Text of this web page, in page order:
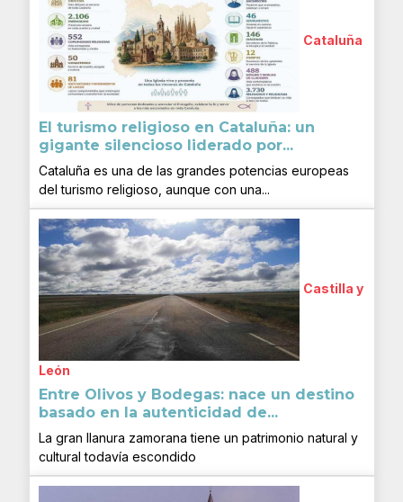
Cataluña
El turismo religioso en Cataluña: un
gigante silencioso liderado por...
Cataluña es una de las grandes potencias europeas
del turismo religioso, aunque con una...
Castilla y
León
Entre Olivos y Bodegas: nace un destino
basado en la autenticidad de...
La gran llanura zamorana tiene un patrimonio natural y
cultural todavía escondido